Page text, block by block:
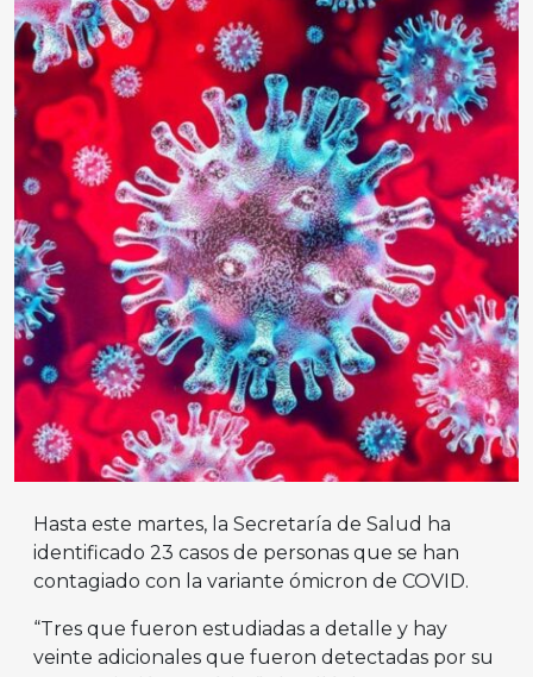
Hasta este martes, la Secretaría de Salud ha
identificado 23 casos de personas que se han
contagiado con la variante ómicron de COVID.
“Tres que fueron estudiadas a detalle y hay
veinte adicionales que fueron detectadas por su